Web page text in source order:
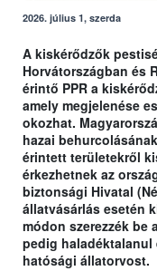
2026. július 1, szerda
A kiskérődzők
Horvátországban és
érintő PPR a
amely megjelenése
okozhat.
hazai
érintett területekről
érkezhetnek az
biztonsági Hivatal
állatvásárlás esetén
módon szerezzék be
pedig
hatósági állatorvost.